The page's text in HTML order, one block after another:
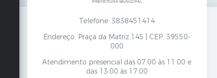
Telefone: 3838451414
Endereço: Praça da Matriz,145 | CEP: 39550-
000
Atendimento presencial das 07:00 às 11:00 e
das 13:00 às 17:00